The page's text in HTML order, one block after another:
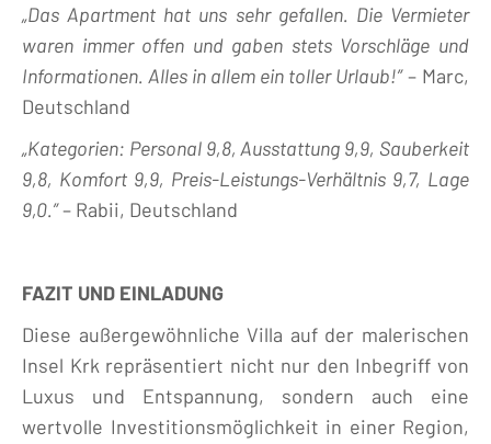
„Das Apartment hat uns sehr gefallen. Die Vermieter
waren immer offen und gaben stets Vorschläge und
Informationen. Alles in allem ein toller Urlaub!” – Marc,
Deutschland
„Kategorien: Personal 9,8, Ausstattung 9,9, Sauberkeit
9,8, Komfort 9,9, Preis-Leistungs-Verhältnis 9,7, Lage
9,0.”– Rabii, Deutschland
FAZIT UND EINLADUNG
Diese außergewöhnliche Villa auf der malerischen
Insel Krk repräsentiert nicht nur den Inbegriff von
Luxus und Entspannung, sondern auch eine
wertvolle Investitionsmöglichkeit in einer Region,